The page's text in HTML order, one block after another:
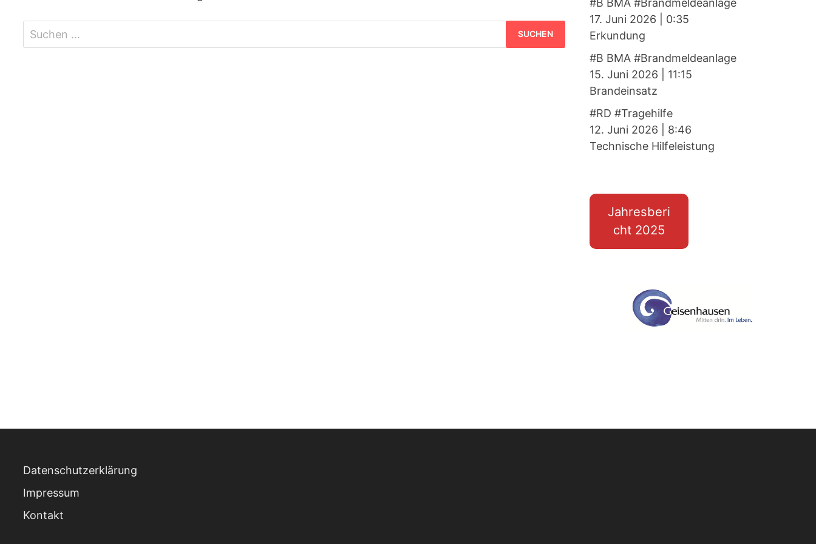
Suchen
nach:
#B BMA #Brandmeldeanlage
17. Juni 2026
0:35
Erkundung
#B BMA #Brandmeldeanlage
15. Juni 2026
11:15
Brandeinsatz
#RD #Tragehilfe
12. Juni 2026
8:46
Technische Hilfeleistung
Jahresberi
cht 2025
Datenschutzerklärung
Impressum
Kontakt